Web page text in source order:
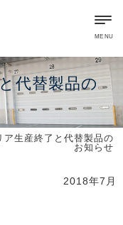
MENU
代替製品の
ア生産終了と代替製品の
お知らせ
2018年7月